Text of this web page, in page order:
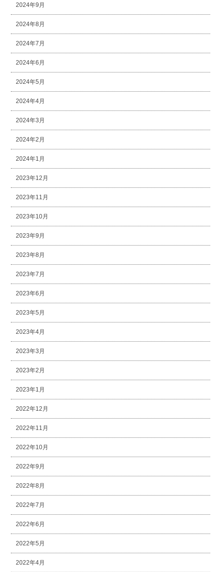
2024年9月
2024年8月
2024年7月
2024年6月
2024年5月
2024年4月
2024年3月
2024年2月
2024年1月
2023年12月
2023年11月
2023年10月
2023年9月
2023年8月
2023年7月
2023年6月
2023年5月
2023年4月
2023年3月
2023年2月
2023年1月
2022年12月
2022年11月
2022年10月
2022年9月
2022年8月
2022年7月
2022年6月
2022年5月
2022年4月